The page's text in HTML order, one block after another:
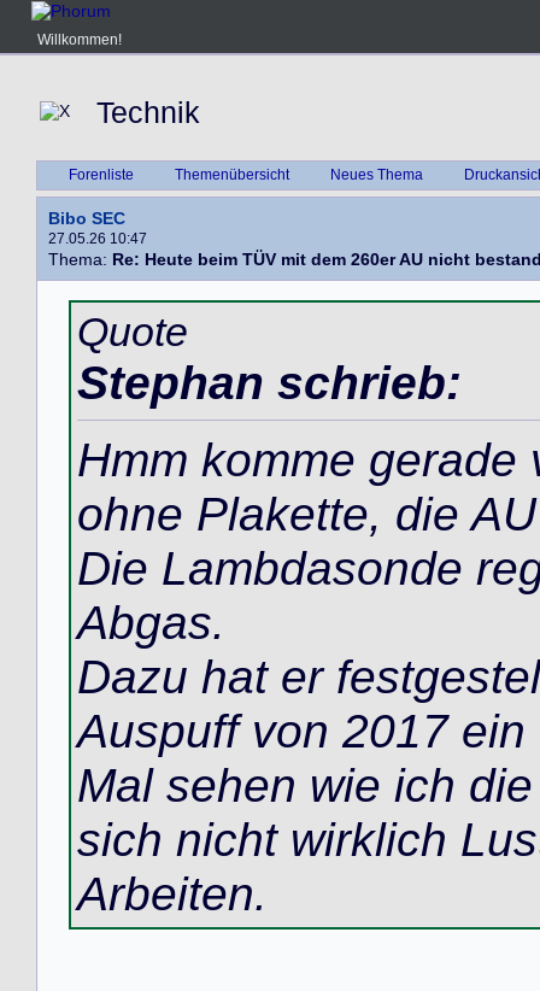
Willkommen!
Technik
Forenliste Themenübersicht Neues Thema
Bibo SEC
27.05.26 10:47
Thema: Re: Heute beim TÜV mit dem 260er AU nicht
Quote
Stephan schrieb:
Hmm komme
ohne Plakette, die
Die Lambdasonde
Abgas.
Dazu hat er
Auspuff von 2017
Mal sehen wie ich
sich nicht wirklich
Arbeiten.